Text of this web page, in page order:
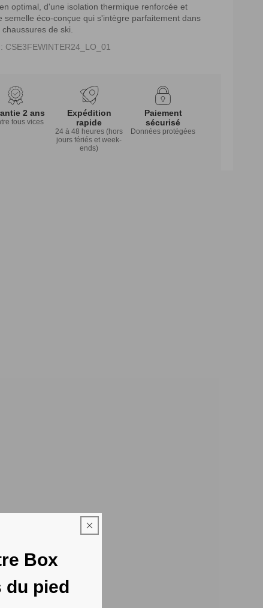
optimal, d'une isolation thermique renforcée et
semelle éco-conçue qui s'intègre parfaitement dans
chaussures de ski.
CSE3FEWINTER24_LO_01
2 ans
tous vices
Expédition
rapide
24 à 48 heures (hors
jours fériés et week-
ends)
Paiement
sécurisé
Données protégées
Box
du pied